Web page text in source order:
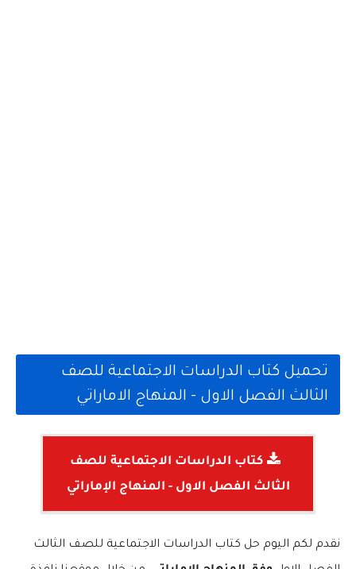
تحميل كتاب الدراسات الاجتماعية للصف
الثالث الفصل الاول - المنهاج الاماراتي
كتاب الدراسات الاجتماعية للصف
الثالث الفصل الاول - المنهاج الإماراتي
نقدم لكم اليوم حل كتاب الدراسات الاجتماعية للصف الثالث